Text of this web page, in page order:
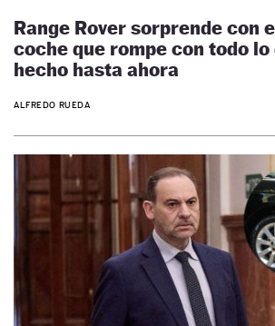
Range Rover sorprende con
coche que rompe con todo lo
hecho hasta ahora
ALFREDO RUEDA